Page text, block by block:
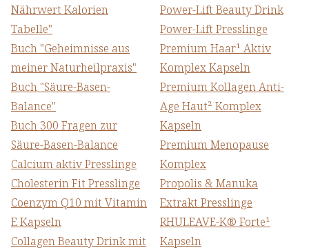
Nährwert Kalorien
Tabelle"
Buch "Geheimnisse aus
meiner Naturheilpraxis"
Buch "Säure-Basen-
Balance"
Buch 300 Fragen zur
Säure-Basen-Balance
Calcium aktiv Presslinge
Cholesterin Fit Presslinge
Coenzym Q10 mit Vitamin
E Kapseln
Collagen Beauty Drink mit
Power-Lift Beauty Drink
Power-Lift Presslinge
Premium Haar¹ Aktiv
Komplex Kapseln
Premium Kollagen Anti-
Age Haut² Komplex​
Kapseln
Premium Menopause
Komplex
Propolis & Manuka
Extrakt Presslinge
RHULEAVE-K® Forte¹
Kapseln